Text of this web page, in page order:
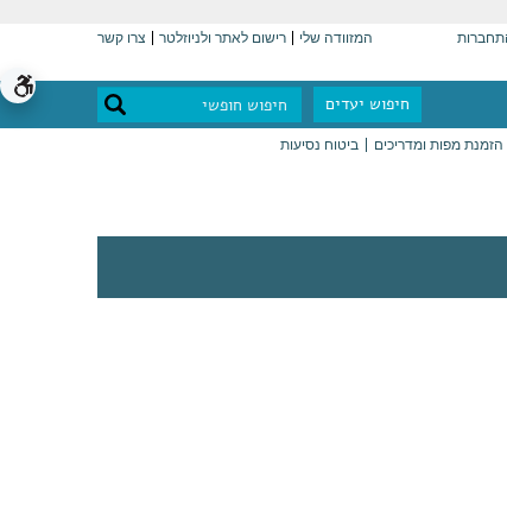
המזוודה שלי רישום לאתר ולניוזלטר צרו קשר
חיפוש יעדים
הזמנת מפות ומדריכים ביטוח נסיעות